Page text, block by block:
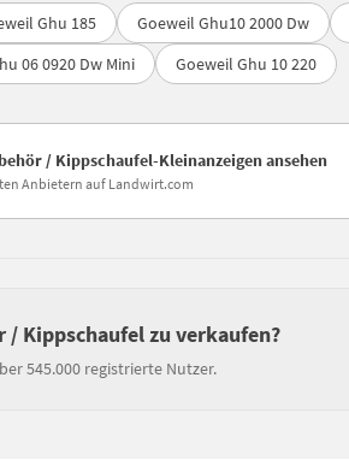
Ghu 185 Goeweil Ghu10 2000 Dw
06 0920 Dw Mini
Goeweil Ghu 10 220
/ Kippschaufel-Kleinanzeigen ansehen
Anbietern auf Landwirt.com
/ Kippschaufel zu verkaufen?
545.000 registrierte Nutzer.